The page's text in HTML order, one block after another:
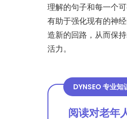
理解的句子和每一个
有助于强化现有的神
造新的回路，从而保
活力。
DYNSEO 专业知
阅读对老年